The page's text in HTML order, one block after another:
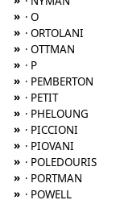
» · O
» · ORTOLANI
» · OTTMAN
» · P
» · PEMBERTON
» · PETIT
» · PHELOUNG
» · PICCIONI
» · PIOVANI
» · POLEDOURIS
» · PORTMAN
» · POWELL